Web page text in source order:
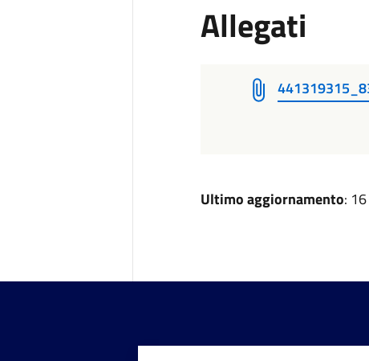
Allegati
Ultimo aggiornamento: